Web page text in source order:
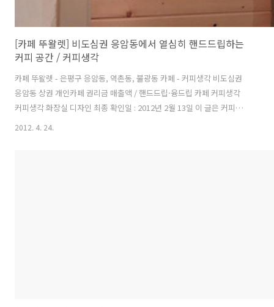
[카페 뚜왈렛] 비도심권 응암동에서 열심히 핸드드립하는
커피 공간 / 커피생각
카페 뚜왈렛 - 은평구 응암동, 역촌동, 불광동 카페 - 커피생각 비도심권
응암동 상권 개인카페 권리금 매출액 / 핸드드립·융드립 카페 커피생각
커피생각 화장실 디자인 최종 확인일 : 2012년 2월 13일 이 글은 커피생
2012. 4. 24.